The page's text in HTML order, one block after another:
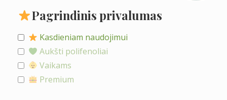
Pagrindinis privalumas
Kasdieniam naudojimui
Aukšti polifenoliai
Vaikams
Premium